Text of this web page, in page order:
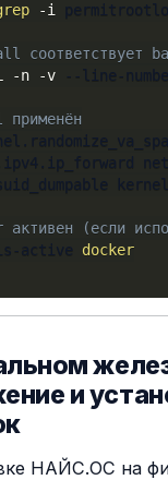
-i
соответствует
-n -v
(если
docker
и
НАЙС.ОС на